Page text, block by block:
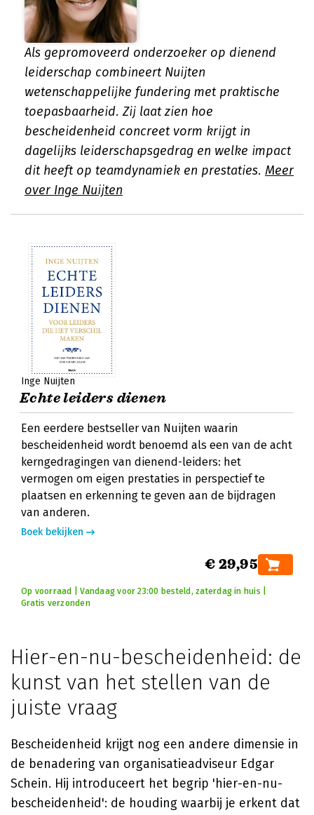
Als gepromoveerd onderzoeker op dienend
leiderschap combineert Nuijten
wetenschappelijke fundering met praktische
toepasbaarheid. Zij laat zien hoe
bescheidenheid concreet vorm krijgt in
dagelijks leiderschapsgedrag en welke impact
dit heeft op teamdynamiek en prestaties. Meer
over Inge Nuijten
Inge Nuijten
Echte leiders dienen
Een eerdere bestseller van Nuijten waarin
bescheidenheid wordt benoemd als een van de acht
kerngedragingen van dienend-leiders: het
vermogen om eigen prestaties in perspectief te
plaatsen en erkenning te geven aan de bijdragen
van anderen.
Boek bekijken
€ 29,95
Op voorraad | Vandaag voor 23:00 besteld, zaterdag in huis |
Gratis verzonden
Hier-en-nu-bescheidenheid: de
kunst van het stellen van de
juiste vraag
Bescheidenheid krijgt nog een andere dimensie in
de benadering van organisatieadviseur Edgar
Schein. Hij introduceert het begrip 'hier-en-nu-
bescheidenheid': de houding waarbij je erkent dat